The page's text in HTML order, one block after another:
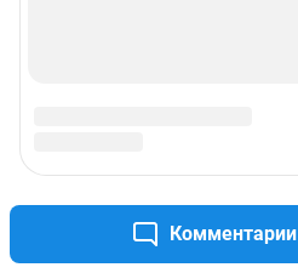
Комментарии
Подписаться на новости